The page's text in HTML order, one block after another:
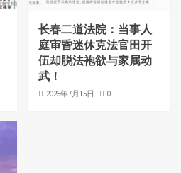
长春二道法院：当事人
庭审昏迷休克法官田开
伍却脱法袍欲与家属动
武！
2026年7月15日 0